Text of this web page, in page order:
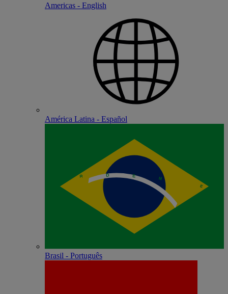
Americas - English
América Latina - Español
Brasil - Português